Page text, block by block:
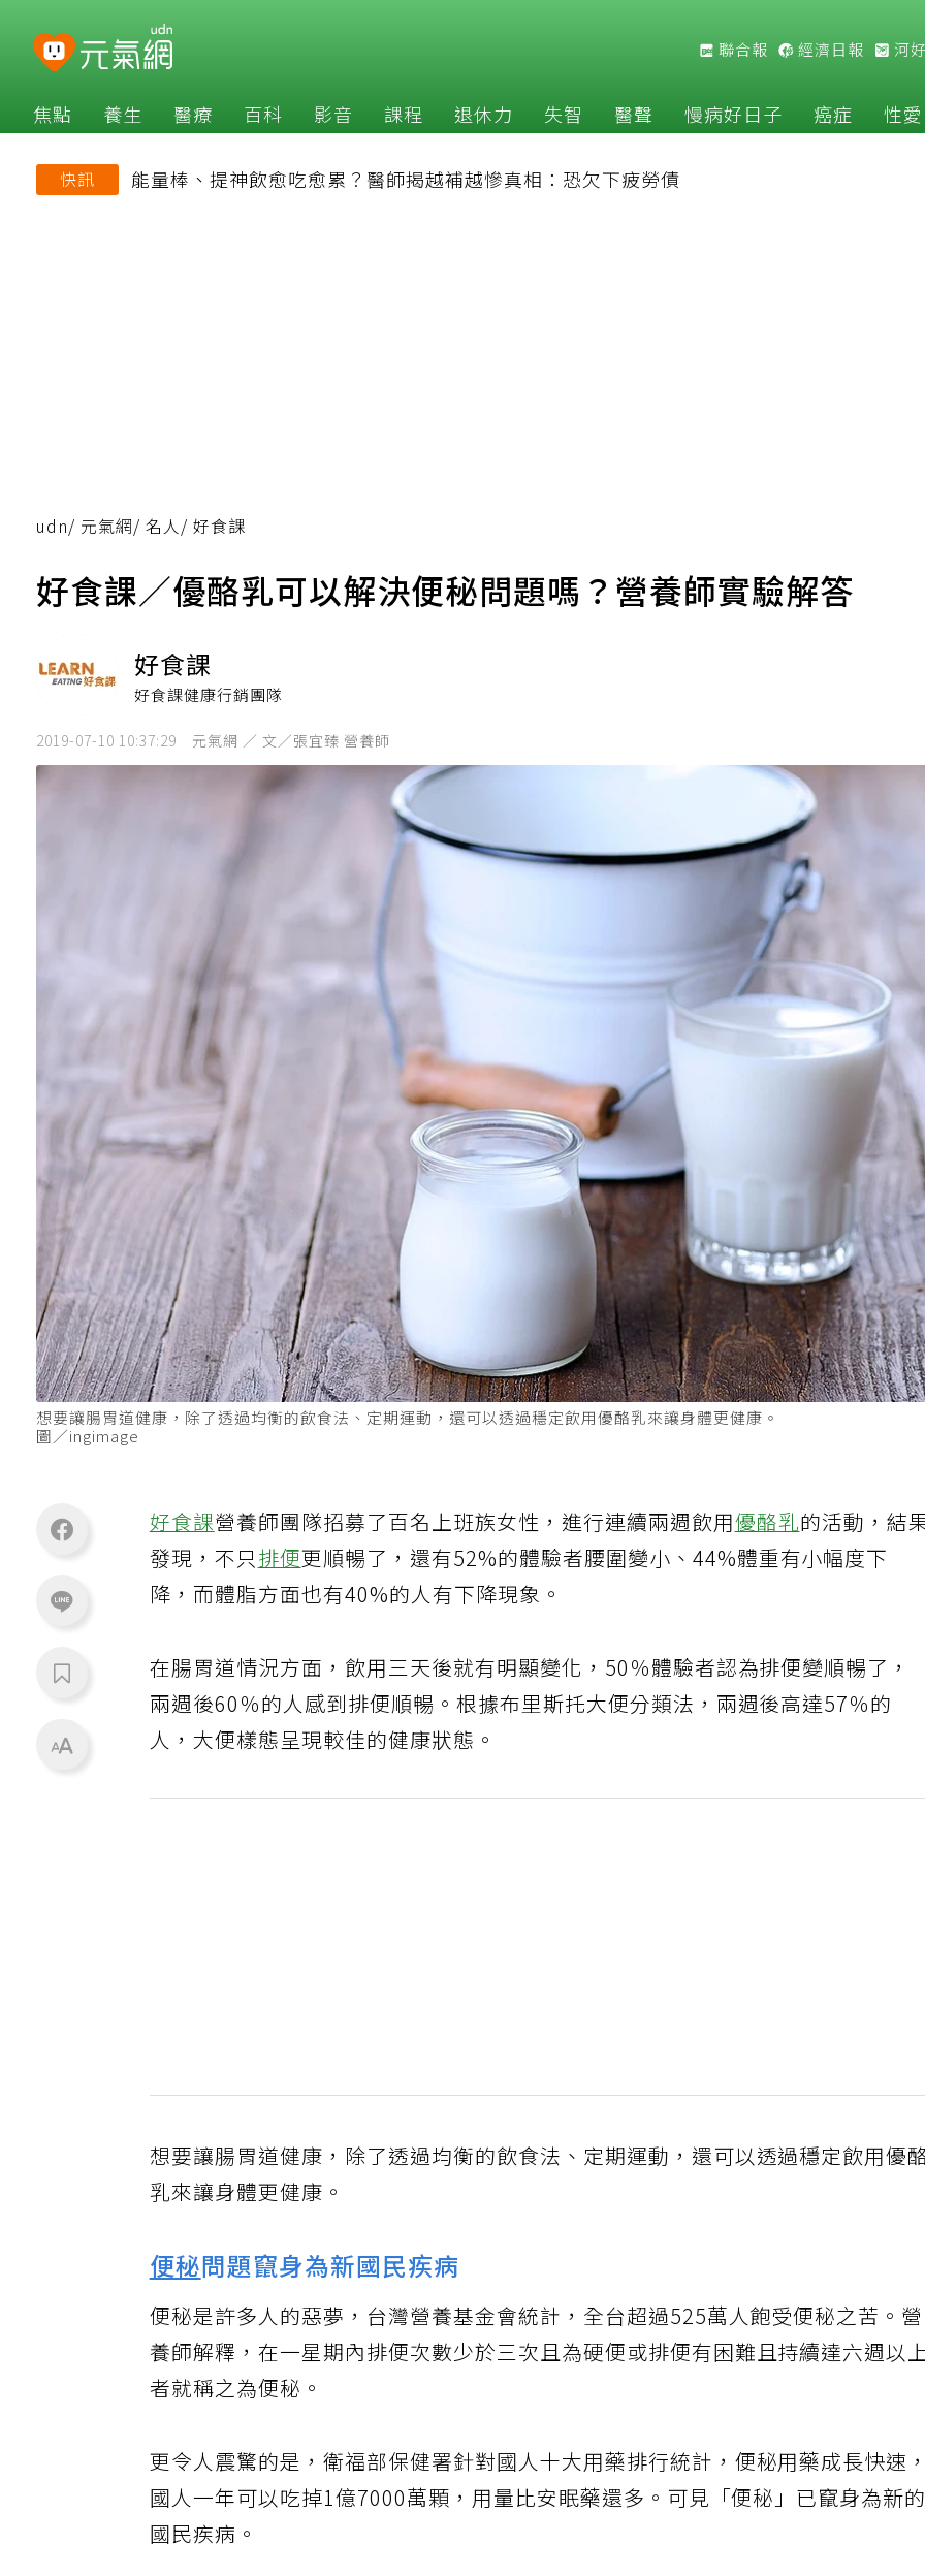
聯合報 經濟日報 河
焦點 養生 醫療 百科 影音 課程 退休力 失智 醫聲 慢病好日子 癌症 性愛
快訊 能量棒、提神飲愈吃愈累？醫師揭越補越慘真相：恐欠下疲勞債
udn/ 元氣網/ 名人/ 好食課
好食課／優酪乳可以解決便秘問題嗎？營養師實驗解答
好食課
好食課健康行銷團隊
2019-07-10 10:37:29 元氣網 ／ 文／張宜臻 營養師
想要讓腸胃道健康，除了透過均衡的飲食法、定期運動，還可以透過穩定飲用優酪乳來讓身體更健康。
圖／ingimage
好食課營養師團隊招募了百名上班族女性，進行連續兩週飲用優酪乳的活動，結
發現，不只排便更順暢了，還有52%的體驗者腰圍變小、44%體重有小幅度下
降，而體脂方面也有40%的人有下降現象。
在腸胃道情況方面，飲用三天後就有明顯變化，50％體驗者認為排便變順暢了，
兩週後60％的人感到排便順暢。根據布里斯托大便分類法，兩週後高達57％的
人，大便樣態呈現較佳的健康狀態。
想要讓腸胃道健康，除了透過均衡的飲食法、定期運動，還可以透過穩定飲用優
乳來讓身體更健康。
便秘問題竄身為新國民疾病
便秘是許多人的惡夢，台灣營養基金會統計，全台超過525萬人飽受便秘之苦。
養師解釋，在一星期內排便次數少於三次且為硬便或排便有困難且持續達六週以
者就稱之為便秘。
更令人震驚的是，衛福部保健署針對國人十大用藥排行統計，便秘用藥成長快速
國人一年可以吃掉1億7000萬顆，用量比安眠藥還多。可見「便秘」已竄身為新
國民疾病。